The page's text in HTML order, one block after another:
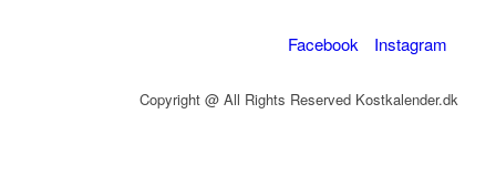
Facebook Instagram
Copyright @ All Rights Reserved Kostkalender.dk